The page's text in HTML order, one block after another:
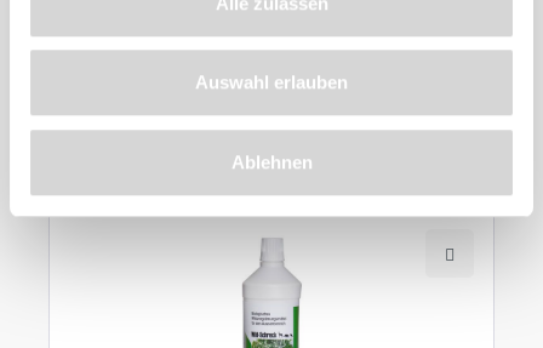
Auswahl erlauben
Ablehnen
Ähnliche